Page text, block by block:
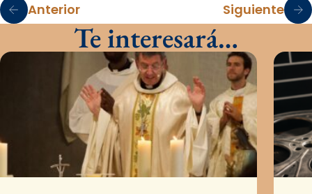
Anterior Siguiente
Te interesará…